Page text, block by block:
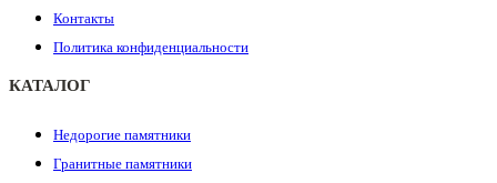
Контакты
Политика конфиденциальности
КАТАЛОГ
Недорогие памятники
Гранитные памятники